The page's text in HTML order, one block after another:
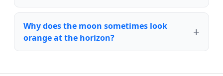
Why does the moon sometimes look
orange at the horizon?